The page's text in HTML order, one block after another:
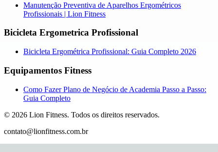
Manutenção Preventiva de Aparelhos Ergométricos
Profissionais | Lion Fitness
Bicicleta Ergometrica Profissional
Bicicleta Ergométrica Profissional: Guia Completo 2026
Equipamentos Fitness
Como Fazer Plano de Negócio de Academia Passo a Passo:
Guia Completo
© 2026 Lion Fitness. Todos os direitos reservados.
contato@lionfitness.com.br